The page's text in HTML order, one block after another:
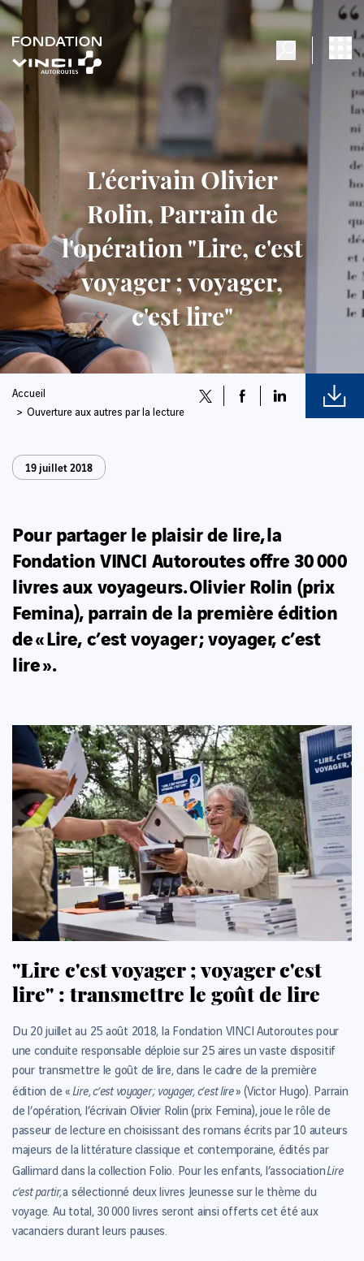
L'écrivain Olivier
Rolin, Parrain de
l'opération "Lire, c'est
voyager ; voyager,
c'est lire"
Accueil
Ouverture aux autres par la lecture
19 juillet 2018
Pour partager le plaisir de lire,la
Fondation VINCI Autoroutes offre 30 000
livres aux voyageurs.Olivier Rolin (prix
Femina), parrain de la première édition
de « Lire, c’est voyager ; voyager, c’est
lire ».
"Lire c'est voyager ; voyager c'est
lire" : transmettre le goût de lire
Du 20 juillet au 25 août 2018, la Fondation VINCI Autoroutes pour
une conduite responsable déploie sur 25 aires un vaste dispositif
pour transmettre le goût de lire, dans le cadre de la première
édition de «Lire, c’est voyager ; voyager, c’est lire» (Victor Hugo). Parrain
de l’opération, l’écrivain Olivier Rolin (prix Femina), joue le rôle de
passeur de lecture en choisissant des romans écrits par 10 auteurs
majeurs de la littérature classique et contemporaine, édités par
Gallimard dans la collection Folio. Pour les enfants, l’associationLire
c’est partir,a sélectionné deux livres Jeunesse sur le thème du
voyage. Au total, 30 000 livres seront ainsi offerts cet été aux
vacanciers durant leurs pauses.